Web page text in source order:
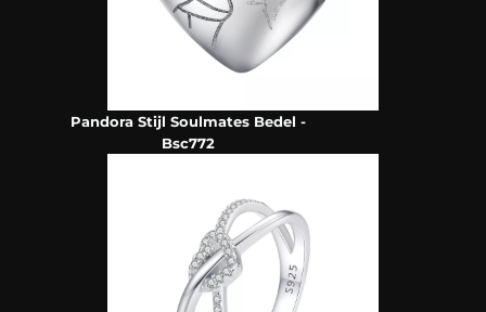
Pandora Stijl Soulmates Bedel -
Bsc772